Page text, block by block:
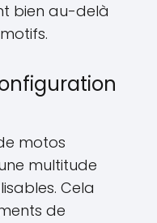
bien au-delà
motos
multitude
Cela
de